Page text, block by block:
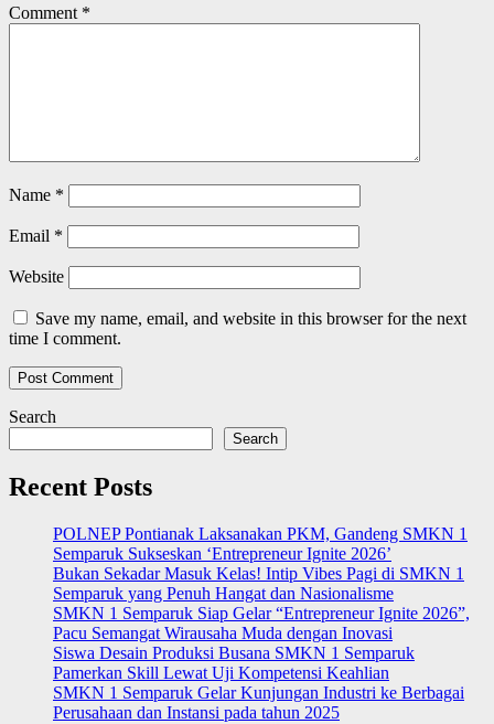
Comment *
Name *
Email *
Website
Save my name, email, and website in this browser for the next
time I comment.
Search
Search
Recent Posts
POLNEP Pontianak Laksanakan PKM, Gandeng SMKN 1
Semparuk Sukseskan ‘Entrepreneur Ignite 2026’
Bukan Sekadar Masuk Kelas! Intip Vibes Pagi di SMKN 1
Semparuk yang Penuh Hangat dan Nasionalisme
SMKN 1 Semparuk Siap Gelar “Entrepreneur Ignite 2026”,
Pacu Semangat Wirausaha Muda dengan Inovasi
Siswa Desain Produksi Busana SMKN 1 Semparuk
Pamerkan Skill Lewat Uji Kompetensi Keahlian
SMKN 1 Semparuk Gelar Kunjungan Industri ke Berbagai
Perusahaan dan Instansi pada tahun 2025